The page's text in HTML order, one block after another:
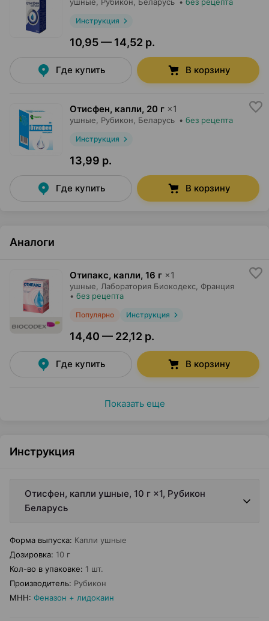
Инструкция
10,95 — 14,52 р.
Где купить В корзину
Отисфен, капли, 20 г ×1
ушные, Рубикон , Беларусь • без рецепта
Инструкция
13,99 р.
Где купить В корзину
Аналоги
Отипакс, капли, 16 г ×1
ушные, Лаборатория Биокодекс , Франция
• без рецепта
Популярно Инструкция
14,40 — 22,12 р.
Где купить В корзину
Показать еще
Инструкция
Отисфен, капли ушные, 10 г ×1, Рубикон
Беларусь
Форма выпуска: Капли ушные
Дозировка: 10 г
Кол-во в упаковке: 1 шт.
Производитель: Рубикон
МНН: Феназон + лидокаин